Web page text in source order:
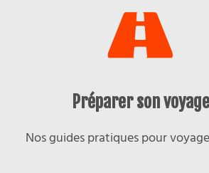
Préparer son voyage
Nos guides pratiques pour